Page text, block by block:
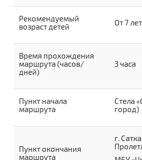
Рекомендуемый
возраст детей
От 7 лет
Время прохождения
маршрута (часов/
дней)
3 часа
Пункт начала
маршрута
Стела
город)
Пункт окончания
маршрута
г.